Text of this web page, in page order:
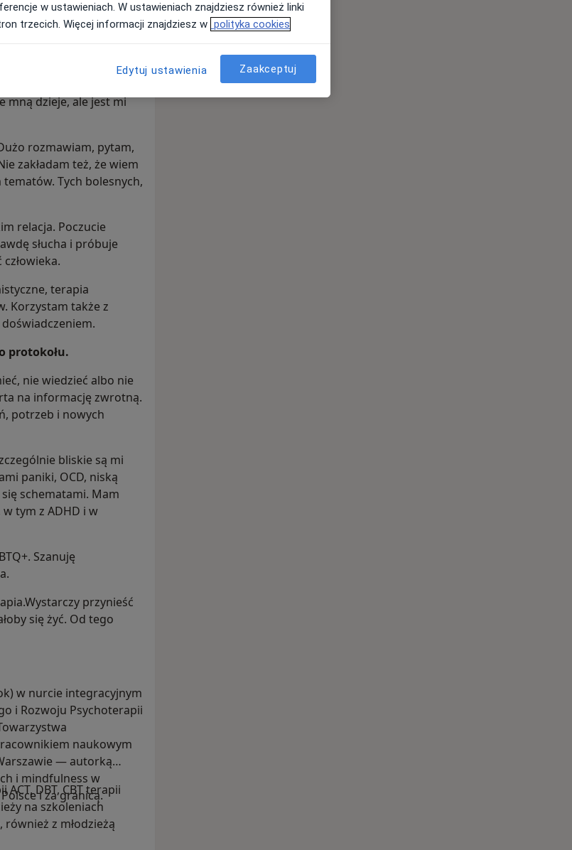
o pierwszej wizycie
od czego
zrozumianym.
uporządkowaną
mną dzieje, ale jest mi
rozmawiam, pytam,
zakładam też, że wiem
Tych bolesnych,
relacja. Poczucie
słucha i próbuje
terapia
Korzystam także z
protokołu.
nie wiedzieć albo nie
na informację zwrotną.
potrzeb i nowych
bliskie są mi
paniki, OCD, niską
schematami. Mam
tym z ADHD i w
Szanuję
przynieść
się żyć. Od tego
w nurcie integracyjnym
i Rozwoju Psychoterapii
naukowym
— autorką
i mindfulness w
i za granicą.
DBT, CBT terapii
na szkoleniach
z młodzieżą
w ustawieniach. W ustawieniach znajdziesz również linki
trzecich. Więcej informacji znajdziesz w polityka cookies
Edytuj ustawienia Zaakceptuj